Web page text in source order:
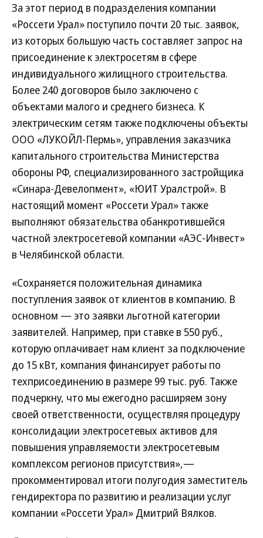
За этот период в подразделения компании
«Россети Урал» поступило почти 20 тыс. заявок,
из которых большую часть составляет запрос на
присоединение к электросетям в сфере
индивидуального жилищного строительства.
Более 240 договоров было заключено с
объектами малого и среднего бизнеса. К
электрическим сетям также подключены объекты
ООО «ЛУКОЙЛ-Пермь», управления заказчика
капитального строительства Министерства
обороны РФ, специализированного застройщика
«Синара-Девелопмент», «ЮИТ Уралстрой». В
настоящий момент «Россети Урал» также
выполняют обязательства обанкротившейся
частной электросетевой компании «АЭС-Инвест»
в Челябинской области.
«Сохраняется положительная динамика
поступления заявок от клиентов в компанию. В
основном — это заявки льготной категории
заявителей. Например, при ставке в 550 руб.,
которую оплачивает нам клиент за подключение
до 15 кВт, компания финансирует работы по
техприсоединению в размере 99 тыс. руб. Также
подчеркну, что мы ежегодно расширяем зону
своей ответственности, осуществляя процедуру
консолидации электросетевых активов для
повышения управляемости электросетевым
комплексом регионов присутствия»,—
прокомментировал итоги полугодия заместитель
гендиректора по развитию и реализации услуг
компании «Россети Урал» Дмитрий Вялков.